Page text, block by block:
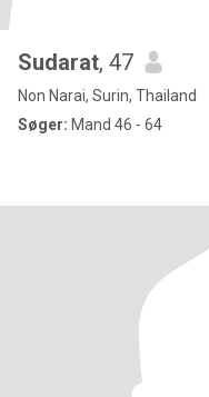
Sudarat, 47
Non Narai, Surin, Thailand
Søger: Mand 46 - 64